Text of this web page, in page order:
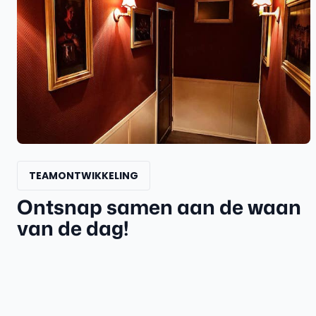
TEAMONTWIKKELING
Ontsnap samen aan de waan
van de dag!